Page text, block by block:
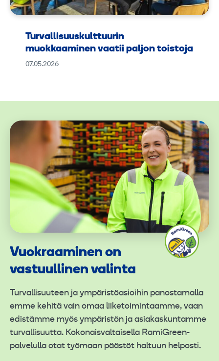
Turvallisuuskulttuurin
muokkaaminen vaatii paljon toistoja
07.05.2026
Vuokraaminen on
vastuullinen valinta
Turvallisuuteen ja ympäristöasioihin panostamalla
emme kehitä vain omaa liiketoimintaamme, vaan
edistämme myös ympäristön ja asiakaskuntamme
turvallisuutta. Kokonaisvaltaisella RamiGreen-
palvelulla otat työmaan päästöt haltuun helposti.